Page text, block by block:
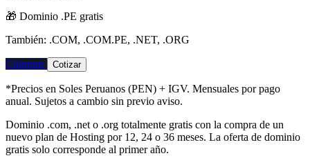
🎁 Dominio .PE gratis
También: .COM, .COM.PE, .NET, .ORG
Comprar Cotizar
*Precios en Soles Peruanos (PEN) + IGV. Mensuales por pago
anual. Sujetos a cambio sin previo aviso.
Dominio .com, .net o .org totalmente gratis con la compra de un
nuevo plan de Hosting por 12, 24 o 36 meses. La oferta de dominio
gratis solo corresponde al primer año.